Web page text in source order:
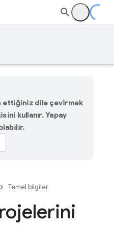
dile çevirmek
kullanır. Yapay
Temel bilgiler